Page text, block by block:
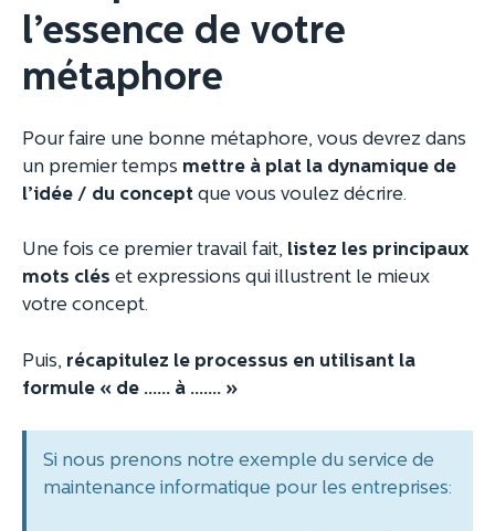
l’essence de votre
métaphore
Pour faire une bonne métaphore, vous devrez dans
un premier temps mettre à plat la dynamique de
l’idée / du concept que vous voulez décrire.
Une fois ce premier travail fait, listez les principaux
mots clés et expressions qui illustrent le mieux
votre concept.
Puis, récapitulez le processus en utilisant la
formule « de …… à ……. »
Si nous prenons notre exemple du service de
maintenance informatique pour les entreprises: